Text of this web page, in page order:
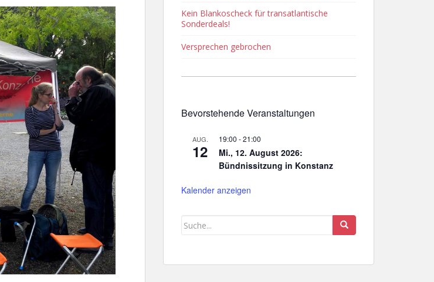
Kein Blankoscheck für transatlantische
Sonderdeals!
Versprechen gebrochen
Bevorstehende Veranstaltungen
AUG.
12
19:00 -21:00
Mi., 12. August 2026:
Bündnissitzung in Konstanz
Kalender anzeigen